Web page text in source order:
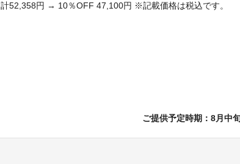
計52,358円 → 10％OFF 47,100円 ※記載価格は税込です。
ご提供予定時期：8月中